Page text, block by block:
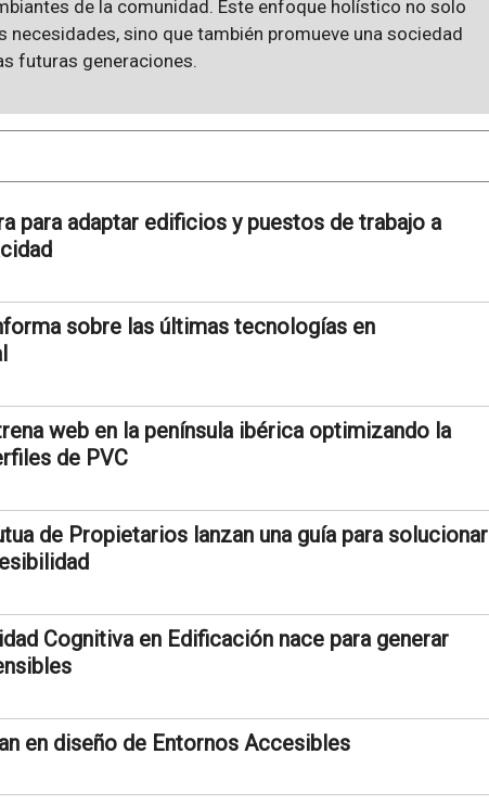
de la comunidad. Este enfoque holístico no solo
necesidades, sino que también promueve una sociedad
futuras generaciones.
para adaptar edificios y puestos de trabajo a
sobre las últimas tecnologías en
web en la península ibérica optimizando la
de PVC
de Propietarios lanzan una guía para solucionar
Cognitiva en Edificación nace para generar
en diseño de Entornos Accesibles